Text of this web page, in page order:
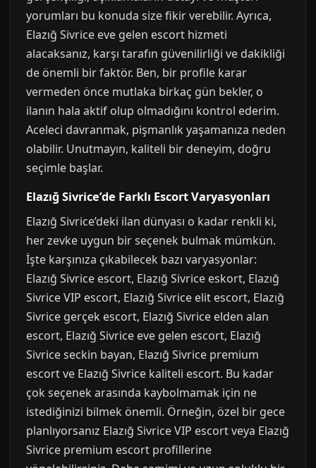
yorumları bu konuda size fikir verebilir. Ayrıca,
Elazığ Sivrice eve gelen escort hizmeti
alacaksanız, karşı tarafın güvenilirliği ve dakikliği
de önemli bir faktör. Ben, bir profile karar
vermeden önce mutlaka birkaç gün bekler, o
ilanın hala aktif olup olmadığını kontrol ederim.
Aceleci davranmak, pişmanlık yaşamanıza neden
olabilir. Unutmayın, kaliteli bir deneyim, doğru
seçimle başlar.
Elazığ Sivrice’de Farklı Escort Varyasyonları
Elazığ Sivrice’deki ilan dünyası o kadar renkli ki,
her zevke uygun bir seçenek bulmak mümkün.
İşte karşınıza çıkabilecek bazı varyasyonlar:
Elazığ Sivrice escort, Elazığ Sivrice eskort, Elazığ
Sivrice VIP escort, Elazığ Sivrice elit escort, Elazığ
Sivrice gerçek escort, Elazığ Sivrice elden alan
escort, Elazığ Sivrice eve gelen escort, Elazığ
Sivrice seckin bayan, Elazığ Sivrice premium
escort ve Elazığ Sivrice kaliteli escort. Bu kadar
çok seçenek arasında kaybolmamak için ne
istediğinizi bilmek önemli. Örneğin, özel bir gece
planlıyorsanız Elazığ Sivrice VIP escort veya Elazığ
Sivrice premium escort profillerine